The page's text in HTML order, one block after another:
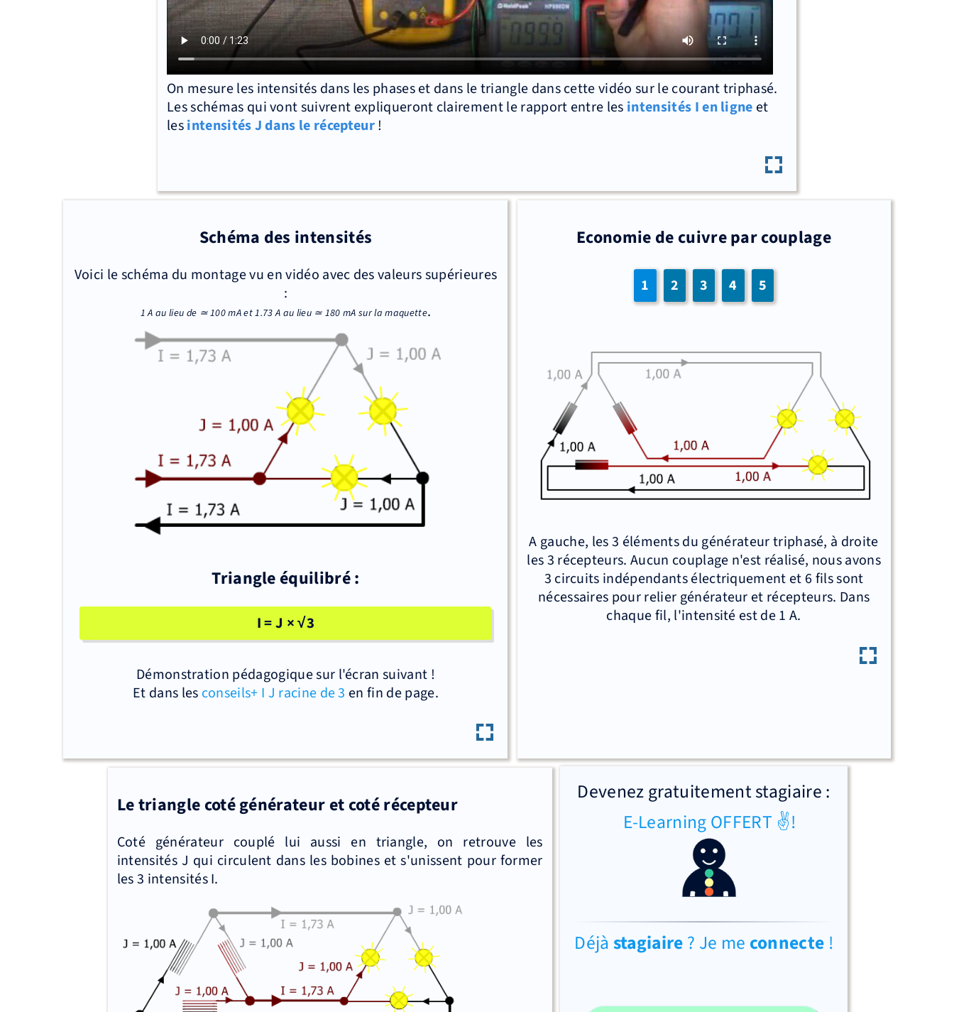
On mesure les intensités dans les phases et dans le triangle dans cette vidéo sur le courant triphasé.
Les schémas qui vont suivrent expliqueront clairement le rapport entre les intensités I en ligne et
lesintensités J dans le récepteur!
Schéma des intensités
Voici le schéma du montage vu en vidéo avec des valeurs supérieures
:
1 A au lieu de ≃ 100 mA et 1.73 A au lieu ≃ 180 mA sur la maquette.
Triangle équilibré :
I = J × √3
Démonstration pédagogique sur l'écran suivant !
Et dans les conseils+ I J racine de 3 en fin de page.
Economie de cuivre par couplage
1 2 3 4 5
A gauche, les 3 éléments du générateur triphasé, à droite
les 3 récepteurs. Aucun couplage n'est réalisé, nous avons
3 circuits indépendants électriquement et 6 fils sont
nécessaires pour relier générateur et récepteurs. Dans
chaque fil, l'intensité est de 1 A.
Le triangle coté générateur et coté récepteur
Coté générateur couplé lui aussi en triangle, on retrouve les
intensités J qui circulent dans les bobines et s'unissent pour former
les 3 intensités I.
Devenez gratuitement stagiaire :
E-Learning OFFERT ✌!
Déjà stagiaire? Je me connecte !